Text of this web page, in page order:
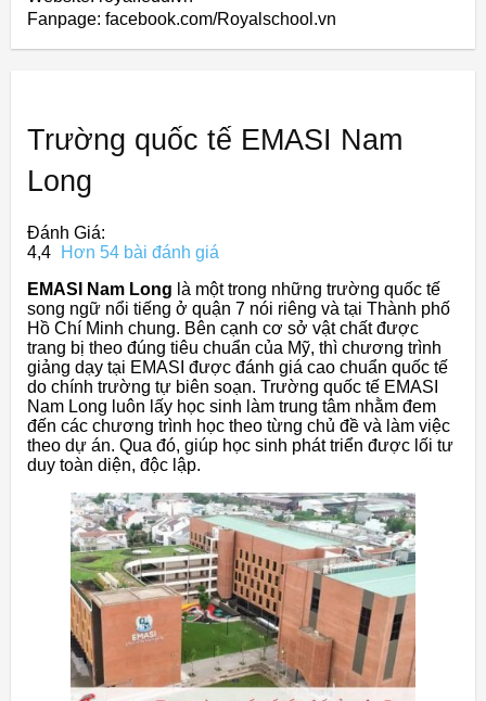
Fanpage: facebook.com/Royalschool.vn
Trường quốc tế EMASI Nam
Long
Đánh Giá:
4,4
Hơn 54 bài đánh giá
EMASI Nam Long là một trong những trường quốc tế
song ngữ nổi tiếng ở quận 7 nói riêng và tại Thành phố
Hồ Chí Minh chung. Bên cạnh cơ sở vật chất được
trang bị theo đúng tiêu chuẩn của Mỹ, thì chương trình
giảng dạy tại EMASI được đánh giá cao chuẩn quốc tế
do chính trường tự biên soạn. Trường quốc tế EMASI
Nam Long luôn lấy học sinh làm trung tâm nhằm đem
đến các chương trình học theo từng chủ đề và làm việc
theo dự án. Qua đó, giúp học sinh phát triển được lối tư
duy toàn diện, độc lập.